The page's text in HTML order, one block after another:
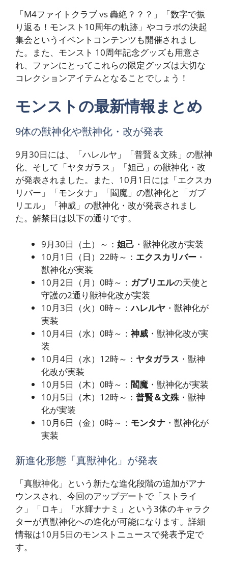
「M4ファイトクラブ vs 轟絶？？？」「数字で振
り返る！モンスト10周年の軌跡」やコラボの決起
集会というイベントコンテンツも開催されまし
た。また、モンスト 10周年記念グッズも用意さ
れ、ファンにとってこれらの限定グッズは大切な
コレクションアイテムとなることでしょう！
モンストの最新情報まとめ
9体の獣神化や獣神化・改が発表
9月30日には、「ハレルヤ」「普賢＆文殊」の獣神
化、そして「ヤタガラス」「妲己」の獣神化・改
が発表されました。また、10月1日には「エクスカ
リバー」「モンタナ」「閻魔」の獣神化と「ガブ
リエル」「神威」の獣神化・改が発表されまし
た。解禁日は以下の通りです。
9月30日（土）～： 妲己 ・獣神化改が実装
10月1日（日）22時～： エクスカリバー ・
獣神化が実装
10月2日（月）0時～： ガブリエルの天使と
守護の2通り獣神化改が実装
10月3日（火）0時～：ハレルヤ ・獣神化が
実装
10月4日（水）0時～： 神威 ・獣神化改が実
装
10月4日（水）12時～： ヤタガラス ・獣神
化改が実装
10月5日（木）0時～： 閻魔・獣神化が実装
10月5日（木）12時～： 普賢＆文殊・獣神
化が実装
10月6日（金）0時～： モンタナ ・獣神化が
実装
新進化形態「真獣神化」が発表
「真獣神化」という新たな進化段階の追加がアナ
ウンスされ、今回のアップデートで「ストライ
ク」「ロキ」「水輝ナナミ」という3体のキャラク
ターが真獣神化への進化が可能になります。詳細
情報は10月5日のモンストニュースで発表予定で
す。